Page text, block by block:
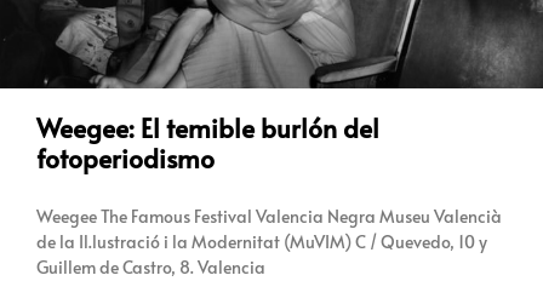
Weegee: El temible burlón del
fotoperiodismo
Weegee The Famous Festival Valencia Negra Museu Valencià
de la Il.lustració i la Modernitat (MuVIM) C / Quevedo, 10 y
Guillem de Castro, 8. Valencia